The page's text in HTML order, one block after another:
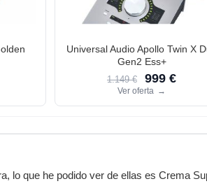
Universal Audio Apollo Twin X
Gen2 Ess+
1.149 € 999 €
Ver oferta →
lo que he podido ver de ellas es Crema